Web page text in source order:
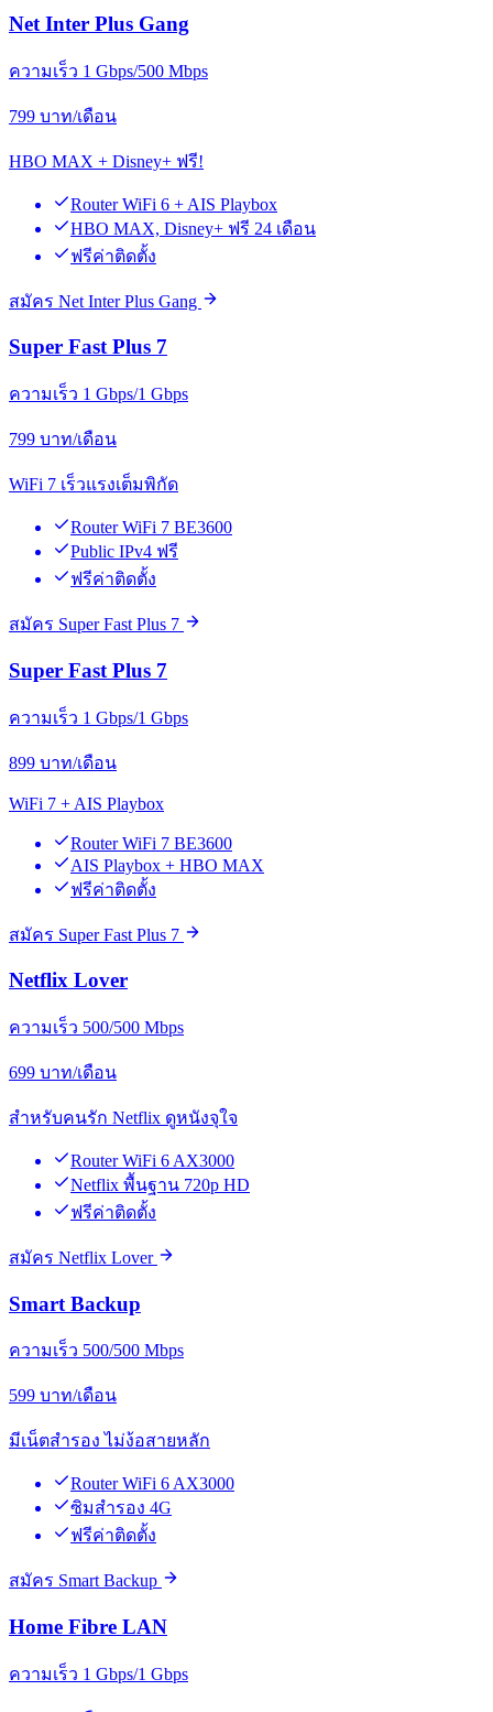
Net Inter Plus Gang
ความเร็ว 1 Gbps/500 Mbps
799 บาท/เดือน
HBO MAX + Disney+ ฟรี!
Router WiFi 6 + AIS Playbox
HBO MAX, Disney+ ฟรี 24 เดือน
ฟรีค่าติดตั้ง
สมัคร Net Inter Plus Gang
Super Fast Plus 7
ความเร็ว 1 Gbps/1 Gbps
799 บาท/เดือน
WiFi 7 เร็วแรงเต็มพิกัด
Router WiFi 7 BE3600
Public IPv4 ฟรี
ฟรีค่าติดตั้ง
สมัคร Super Fast Plus 7
Super Fast Plus 7
ความเร็ว 1 Gbps/1 Gbps
899 บาท/เดือน
WiFi 7 + AIS Playbox
Router WiFi 7 BE3600
AIS Playbox + HBO MAX
ฟรีค่าติดตั้ง
สมัคร Super Fast Plus 7
Netflix Lover
ความเร็ว 500/500 Mbps
699 บาท/เดือน
สำหรับคนรัก Netflix ดูหนังจุใจ
Router WiFi 6 AX3000
Netflix พื้นฐาน 720p HD
ฟรีค่าติดตั้ง
สมัคร Netflix Lover
Smart Backup
ความเร็ว 500/500 Mbps
599 บาท/เดือน
มีเน็ตสำรอง ไม่ง้อสายหลัก
Router WiFi 6 AX3000
ซิมสำรอง 4G
ฟรีค่าติดตั้ง
สมัคร Smart Backup
Home Fibre LAN
ความเร็ว 1 Gbps/1 Gbps